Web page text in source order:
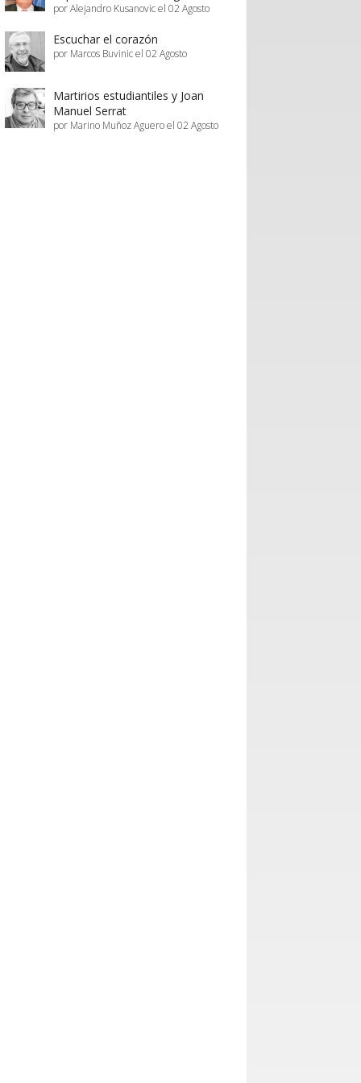
por Alejandro Kusanovic el 02 Agosto
Escuchar el corazón
por Marcos Buvinic el 02 Agosto
Martirios estudiantiles y Joan
Manuel Serrat
por Marino Muñoz Aguero el 02 Agosto